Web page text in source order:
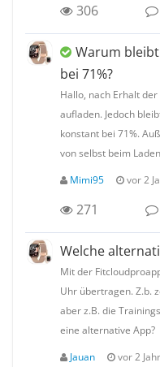
306
Warum
bei 71%?
Hallo, nach Erhalt
aufladen. Jedoch
konstant bei 71%.
von selbst beim
Mimi95 vor 2
271
Welche
Mit der
Uhr übertragen. Z.b.
aber z.B. die
eine alternative App?
Jauan vor 2